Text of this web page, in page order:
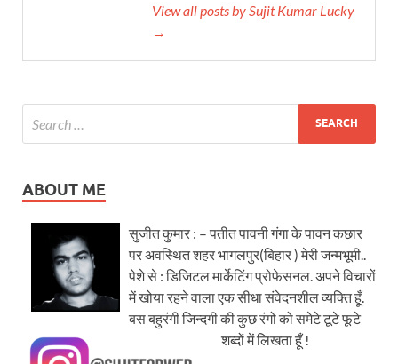
View all posts by Sujit Kumar Lucky
→
ABOUT ME
सुजीत कुमार : – पतीत पावनी गंगा के पावन कछार
पर अवस्थित शहर भागलपुर(बिहार ) मेरी जन्मभूमी..
पेशे से : डिजिटल मार्केटिंग प्रोफेसनल. अपने विचारों
में खोया रहने वाला एक सीधा संवेदनशील व्यक्ति हूँ.
बस बहुरंगी जिन्दगी की कुछ रंगों को समेटे टूटे फूटे
शब्दों में लिखता हूँ !